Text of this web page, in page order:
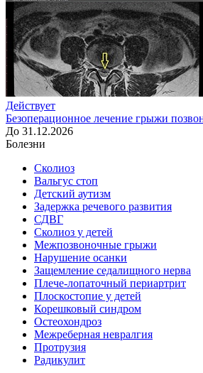
Действует
Безоперационное лечение грыжи
До 31.12.2026
Болезни
Сколиоз
Вальгус стоп
Детский аутизм
Задержка речевого развития
СДВГ
Сколиоз у детей
Межпозвоночные грыжи
Нарушение осанки
Защемление седалищного нерва
Плече-лопаточный периартрит
Плоскостопие у детей
Корешковый синдром
Остеохондроз
Межреберная невралгия
Протрузия
Радикулит